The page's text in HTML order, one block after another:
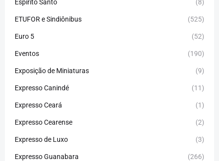
Espirito Santo (8)
ETUFOR e Sindiônibus (525)
Euro 5 (52)
Eventos (190)
Exposição de Miniaturas (9)
Expresso Canindé (11)
Expresso Ceará (1)
Expresso Cearense (2)
Expresso de Luxo (3)
Expresso Guanabara (266)